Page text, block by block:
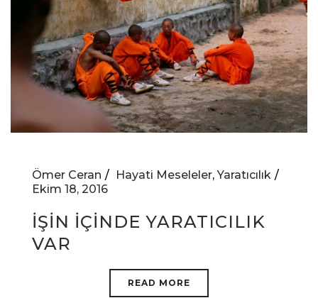
Ömer Ceran Hayati Meseleler,Yaratıcılık
Ekim 18, 2016
İŞİN İÇİNDE YARATICILIK
VAR
READ MORE